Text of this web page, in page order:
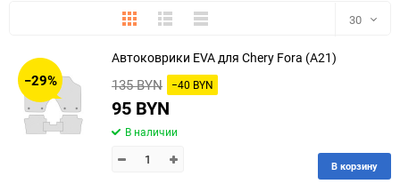
ПлиткаПодробноКомпактно 30
30
150
−29%
Автоковрики EVA для Chery Fora (A21)
135 BYN −40 BYN
95 BYN
В наличии
В корзину